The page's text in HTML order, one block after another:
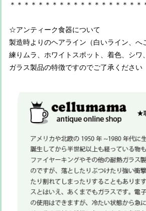
＊＊＊＊＊＊＊＊＊＊＊＊＊＊＊＊＊＊＊
☆アンティーク食器について
製造時よりのヘアライン（白いライン、へ
練りムラ、ホワイトスポット、着色、シワ
ガラス製品の特徴ですのでご了承ください